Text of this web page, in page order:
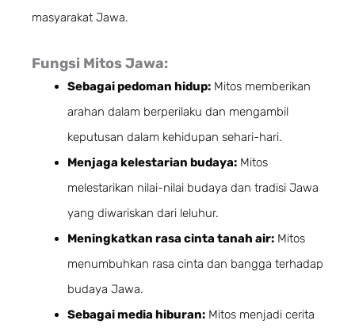
masyarakat Jawa.
Fungsi Mitos Jawa:
Sebagai pedoman hidup: Mitos memberikan
arahan dalam berperilaku dan mengambil
keputusan dalam kehidupan sehari-hari.
Menjaga kelestarian budaya: Mitos
melestarikan nilai-nilai budaya dan tradisi Jawa
yang diwariskan dari leluhur.
Meningkatkan rasa cinta tanah air: Mitos
menumbuhkan rasa cinta dan bangga terhadap
budaya Jawa.
Sebagai media hiburan: Mitos menjadi cerita